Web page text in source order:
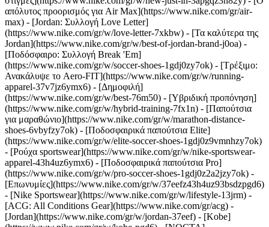
απόλυτος προορισμός για Air Max](https://www.nike.com/gr/air-
max) - [Jordan: Συλλογή Love Letter]
(https://www.nike.com/gr/w/love-letter-7xkbw) - [Τα καλύτερα της
Jordan](https://www.nike.com/gr/w/best-of-jordan-brand-j0oa) -
[Ποδόσφαιρο: Συλλογή Break 'Em]
(https://www.nike.com/gr/w/soccer-shoes-1gdj0zy7ok) - [Τρέξιμο:
Ανακάλυψε το Aero-FIT](https://www.nike.com/gr/w/running-
apparel-37v7jz6ymx6) - [Δημοφιλή]
(https://www.nike.com/gr/w/best-76m50) - [Υβριδική προπόνηση]
(https://www.nike.com/gr/w/hybrid-training-7fx1n) - [Παπούτσια
για μαραθώνιο](https://www.nike.com/gr/w/marathon-distance-
shoes-6vbyfzy7ok) - [Ποδοσφαιρικά παπούτσια Elite]
(https://www.nike.com/gr/w/elite-soccer-shoes-1gdj0z9vmnhzy7ok)
- [Ρούχα sportswear](https://www.nike.com/gr/w/nike-sportswear-
apparel-43h4uz6ymx6) - [Ποδοσφαιρικά παπούτσια Pro]
(https://www.nike.com/gr/w/pro-soccer-shoes-1gdj0z2a2jzy7ok) -
[Επωνυμίες](https://www.nike.com/gr/w/37eefz43h4uz93bsdzpgd6)
- [Nike Sportswear](https://www.nike.com/gr/w/lifestyle-13jrm) -
[ACG: All Conditions Gear](https://www.nike.com/gr/acg) -
[Jordan](https://www.nike.com/gr/w/jordan-37eef) - [Kobe]